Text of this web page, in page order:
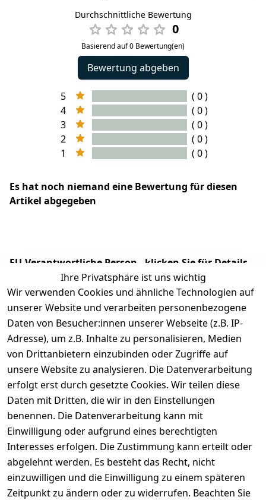
Durchschnittliche Bewertung
0
Basierend auf 0 Bewertung(en)
Bewertung abgeben
5
( 0 )
4
( 0 )
3
( 0 )
2
( 0 )
1
( 0 )
Es hat noch niemand eine Bewertung für diesen
Artikel abgegeben
EU-Verantwortliche Person - klicken Sie für Details
Ihre Privatsphäre ist uns wichtig
Wir verwenden Cookies und ähnliche Technologien auf
unserer Website und verarbeiten personenbezogene
Daten von Besucher:innen unserer Webseite (z.B. IP-
Adresse), um z.B. Inhalte zu personalisieren, Medien
von Drittanbietern einzubinden oder Zugriffe auf
unsere Website zu analysieren. Die Datenverarbeitung
erfolgt erst durch gesetzte Cookies. Wir teilen diese
Daten mit Dritten, die wir in den Einstellungen
benennen. Die Datenverarbeitung kann mit
Einwilligung oder aufgrund eines berechtigten
Interesses erfolgen. Die Zustimmung kann erteilt oder
abgelehnt werden. Es besteht das Recht, nicht
einzuwilligen und die Einwilligung zu einem späteren
Zeitpunkt zu ändern oder zu widerrufen. Beachten Sie
Rechtliches
Impressum
Datenschutze
rklärung
Barrierefreihe
Services
Registrieren